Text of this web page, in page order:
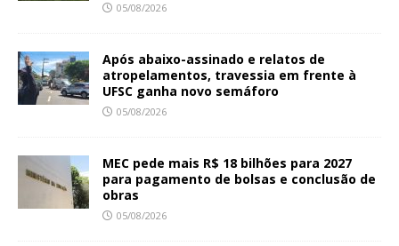
05/08/2026
Após abaixo-assinado e relatos de
atropelamentos, travessia em frente à
UFSC ganha novo semáforo
05/08/2026
MEC pede mais R$ 18 bilhões para 2027
para pagamento de bolsas e conclusão de
obras
05/08/2026